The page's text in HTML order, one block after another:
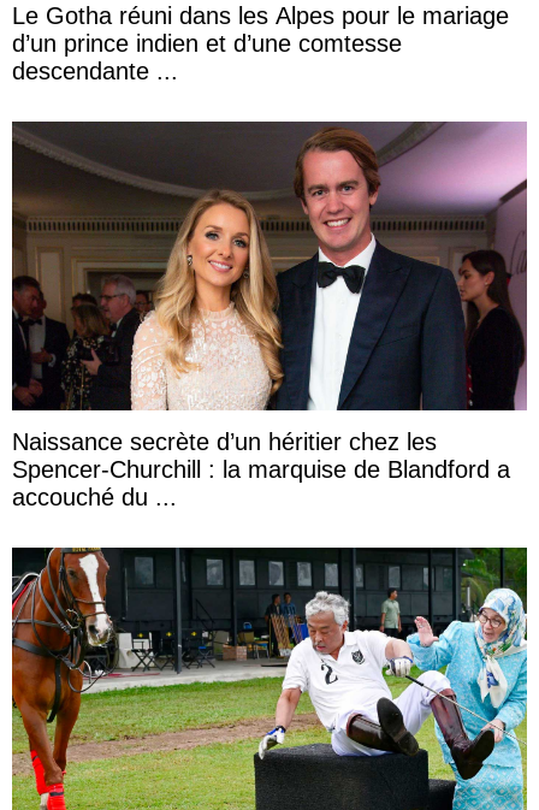
Le Gotha réuni dans les Alpes pour le mariage
d’un prince indien et d’une comtesse
descendante ...
Naissance secrète d’un héritier chez les
Spencer-Churchill : la marquise de Blandford a
accouché du ...